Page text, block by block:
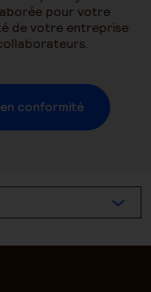
pour votre
de votre entreprise
conformité